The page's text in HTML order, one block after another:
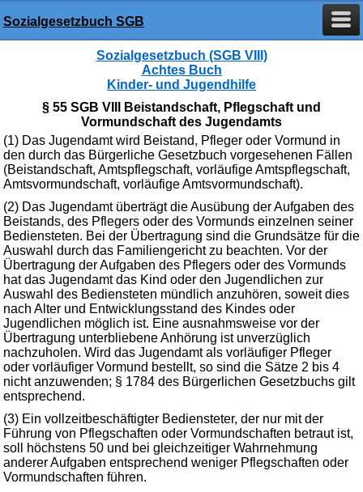
Sozialgesetzbuch SGB
Sozialgesetzbuch (SGB VIII)
Achtes Buch
Kinder- und Jugendhilfe
§ 55 SGB VIII Beistandschaft, Pflegschaft und
Vormundschaft des Jugendamts
(1) Das Jugendamt wird Beistand, Pfleger oder Vormund in
den durch das Bürgerliche Gesetzbuch vorgesehenen Fällen
(Beistandschaft, Amtspflegschaft, vorläufige Amtspflegschaft,
Amtsvormundschaft, vorläufige Amtsvormundschaft).
(2) Das Jugendamt überträgt die Ausübung der Aufgaben des
Beistands, des Pflegers oder des Vormunds einzelnen seiner
Bediensteten. Bei der Übertragung sind die Grundsätze für die
Auswahl durch das Familiengericht zu beachten. Vor der
Übertragung der Aufgaben des Pflegers oder des Vormunds
hat das Jugendamt das Kind oder den Jugendlichen zur
Auswahl des Bediensteten mündlich anzuhören, soweit dies
nach Alter und Entwicklungsstand des Kindes oder
Jugendlichen möglich ist. Eine ausnahmsweise vor der
Übertragung unterbliebene Anhörung ist unverzüglich
nachzuholen. Wird das Jugendamt als vorläufiger Pfleger
oder vorläufiger Vormund bestellt, so sind die Sätze 2 bis 4
nicht anzuwenden; § 1784 des Bürgerlichen Gesetzbuchs gilt
entsprechend.
(3) Ein vollzeitbeschäftigter Bediensteter, der nur mit der
Führung von Pflegschaften oder Vormundschaften betraut ist,
soll höchstens 50 und bei gleichzeitiger Wahrnehmung
anderer Aufgaben entsprechend weniger Pflegschaften oder
Vormundschaften führen.